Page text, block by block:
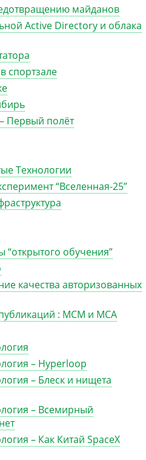
майданов
Active Directory и облака
спортзале
Первый полёт
Технологии
“Вселенная-25”
обучения”
качества авторизованных
: MCM и MCA
– Hyperloop
– Блеск и нищета
– Всемирный
– Как Китай SpaceX